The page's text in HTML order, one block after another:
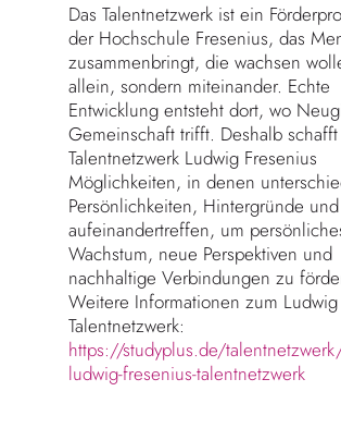
Das Talentnetzwerk ist ein
der Hochschule Fresenius, das
zusammenbringt, die wachsen
allein, sondern miteinander. Echte
Entwicklung entsteht dort, wo
Gemeinschaft trifft. Deshalb schafft
Talentnetzwerk Ludwig Fresenius
Möglichkeiten, in denen
Persönlichkeiten, Hintergründe
aufeinandertreffen, um
Wachstum, neue Perspektiven und
nachhaltige Verbindungen zu
Weitere Informationen zum Ludwig
Talentnetzwerk:
https://studyplus.de/
ludwig-fresenius-talentnetzwerk